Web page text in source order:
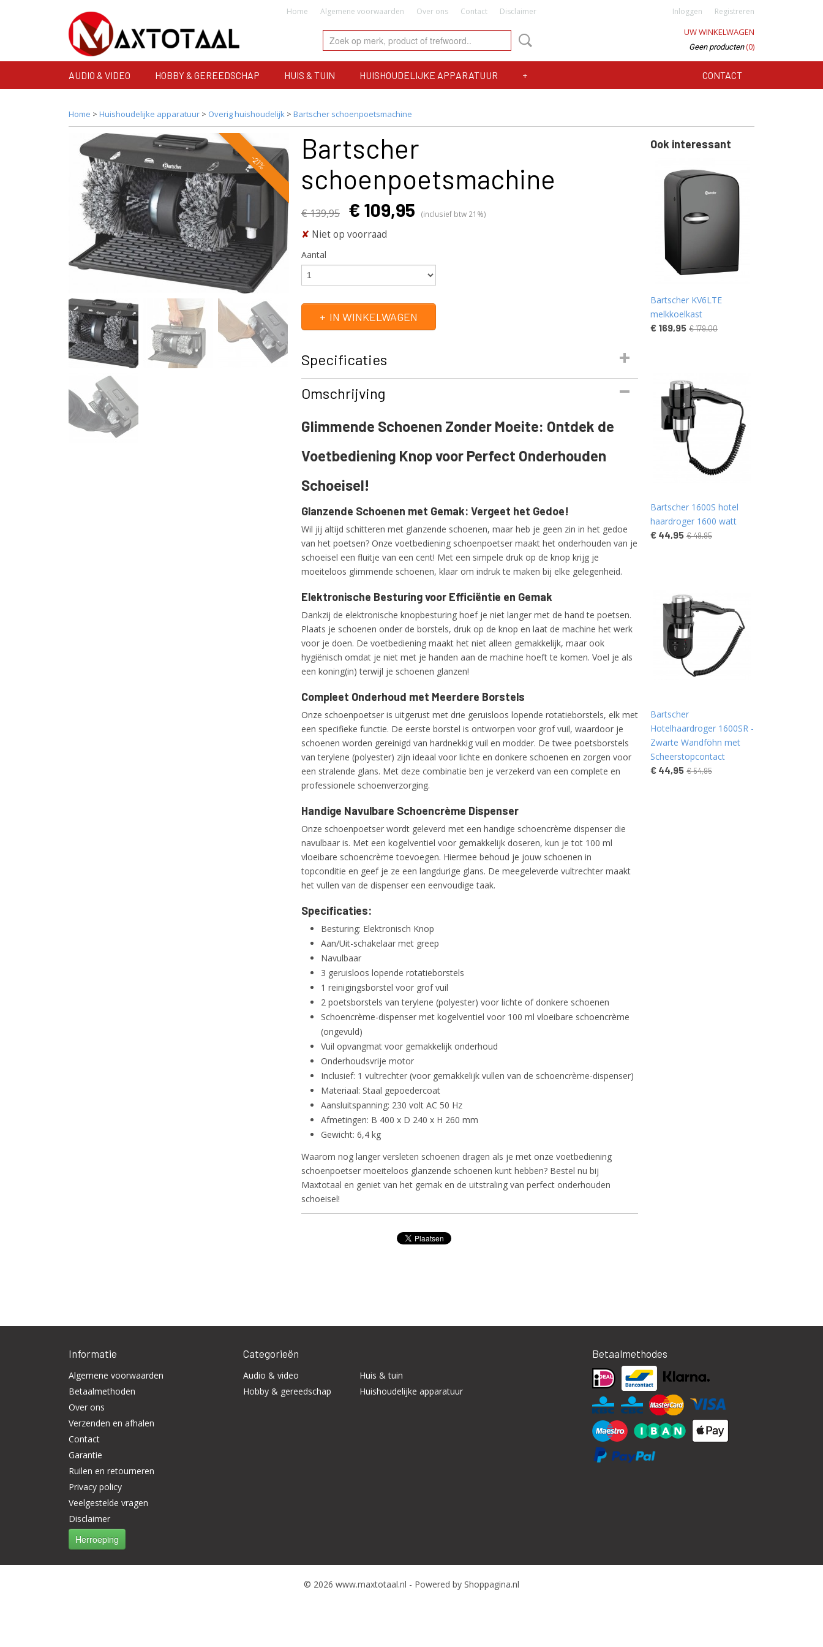
Home Algemene voorwaarden Over ons Contact Disclaimer Inloggen Registreren
UW WINKELWAGEN
Geen producten (0)
CONTACT
AUDIO & VIDEO HOBBY & GEREEDSCHAP HUIS & TUIN HUISHOUDELIJKE APPARATUUR +
Home > Huishoudelijke apparatuur > Overig huishoudelijk > Bartscher schoenpoetsmachine
-21%
Bartscher
schoenpoetsmachine
€ 139,95 € 109,95 (inclusief btw 21%)
✘ Niet op voorraad
Aantal
IN WINKELWAGEN
Specificaties
EAN code
Omschrijving
Glimmende Schoenen Zonder Moeite: Ontdek de
Voetbediening Knop voor Perfect Onderhouden
Schoeisel!
Glanzende Schoenen met Gemak: Vergeet het Gedoe!
Wil jij altijd schitteren met glanzende schoenen, maar heb je geen zin in het gedoe
van het poetsen? Onze voetbediening schoenpoetser maakt het onderhouden van je
schoeisel een fluitje van een cent! Met een simpele druk op de knop krijg je
moeiteloos glimmende schoenen, klaar om indruk te maken bij elke gelegenheid.
Elektronische Besturing voor Efficiëntie en Gemak
Dankzij de elektronische knopbesturing hoef je niet langer met de hand te poetsen.
Plaats je schoenen onder de borstels, druk op de knop en laat de machine het werk
voor je doen. De voetbediening maakt het niet alleen gemakkelijk, maar ook
hygiënisch omdat je niet met je handen aan de machine hoeft te komen. Voel je als
een koning(in) terwijl je schoenen glanzen!
Compleet Onderhoud met Meerdere Borstels
Onze schoenpoetser is uitgerust met drie geruisloos lopende rotatieborstels, elk met
een specifieke functie. De eerste borstel is ontworpen voor grof vuil, waardoor je
schoenen worden gereinigd van hardnekkig vuil en modder. De twee poetsborstels
van terylene (polyester) zijn ideaal voor lichte en donkere schoenen en zorgen voor
een stralende glans. Met deze combinatie ben je verzekerd van een complete en
professionele schoenverzorging.
Handige Navulbare Schoencrème Dispenser
Onze schoenpoetser wordt geleverd met een handige schoencrème dispenser die
navulbaar is. Met een kogelventiel voor gemakkelijk doseren, kun je tot 100 ml
vloeibare schoencrème toevoegen. Hiermee behoud je jouw schoenen in
topconditie en geef je ze een langdurige glans. De meegeleverde vultrechter maakt
het vullen van de dispenser een eenvoudige taak.
Specificaties:
Besturing: Elektronisch Knop
Aan/Uit-schakelaar met greep
Navulbaar
3 geruisloos lopende rotatieborstels
1 reinigingsborstel voor grof vuil
2 poetsborstels van terylene (polyester) voor lichte of donkere schoenen
Schoencrème-dispenser met kogelventiel voor 100 ml vloeibare schoencrème
(ongevuld)
Vuil opvangmat voor gemakkelijk onderhoud
Onderhoudsvrije motor
Inclusief: 1 vultrechter (voor gemakkelijk vullen van de schoencrème-dispenser)
Materiaal: Staal gepoedercoat
Aansluitspanning: 230 volt AC 50 Hz
Afmetingen: B 400 x D 240 x H 260 mm
Gewicht: 6,4 kg
Waarom nog langer versleten schoenen dragen als je met onze voetbediening
schoenpoetser moeiteloos glanzende schoenen kunt hebben? Bestel nu bij
Maxtotaal en geniet van het gemak en de uitstraling van perfect onderhouden
schoeisel!
Ook interessant
Bartscher KV6LTE
melkkoelkast
€ 169,95 € 179,00
Bartscher 1600S hotel
haardroger 1600 watt
€ 44,95 € 49,95
Bartscher
Hotelhaardroger 1600SR -
Zwarte Wandföhn met
Scheerstopcontact
€ 44,95 € 54,95
Informatie
Algemene voorwaarden
Betaalmethoden
Over ons
Verzenden en afhalen
Contact
Garantie
Ruilen en retourneren
Privacy policy
Veelgestelde vragen
Disclaimer
Herroeping
Categorieën
Audio & video
Hobby & gereedschap
Huis & tuin
Huishoudelijke apparatuur
Betaalmethodes
© 2026 www.maxtotaal.nl - Powered by Shoppagina.nl